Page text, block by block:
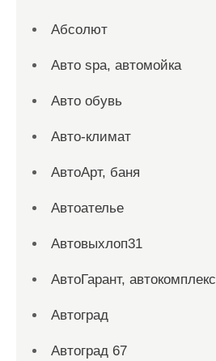
Абсолют
Авто spa, автомойка
Авто обувь
Авто-климат
АвтоАрт, баня
Автоателье
Автовыхлоп31
АвтоГарант, автокомплекс
Автоград
Автоград 67